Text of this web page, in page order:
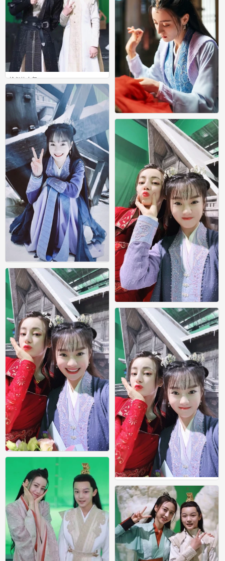
恰似故人归
恰似故人归
恰似故人归
1
恰似故人归
0
恰似故人归
0
恰似故人归